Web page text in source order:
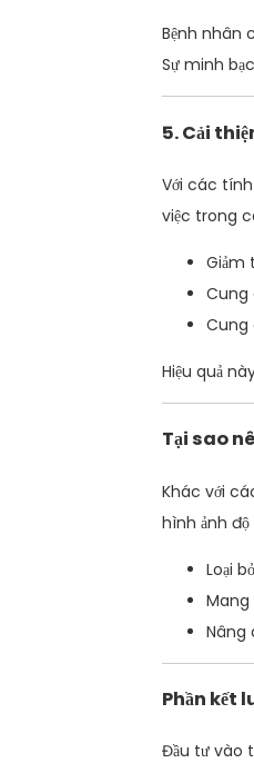
Bệnh nhân
Sự minh
5. Cải
Với các
việc trong
Giảm
Cung
Cung
Hiệu quả
Tại sao
Khác với
hình ảnh
Loại
Mang
Nâng
Phần kết
Đầu tư vào